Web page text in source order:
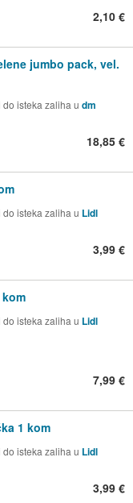
2,10 €
jumbo pack, vel.
isteka zaliha u dm
18,85 €
isteka zaliha u Lidl
3,99 €
kom
isteka zaliha u Lidl
7,99 €
1 kom
isteka zaliha u Lidl
3,99 €